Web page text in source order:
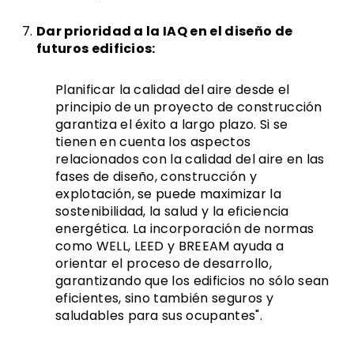
Dar prioridad a la IAQ en el diseño de
futuros edificios:
Planificar la calidad del aire desde el
principio de un proyecto de construcción
garantiza el éxito a largo plazo. Si se
tienen en cuenta los aspectos
relacionados con la calidad del aire en las
fases de diseño, construcción y
explotación, se puede maximizar la
sostenibilidad, la salud y la eficiencia
energética. La incorporación de normas
como WELL, LEED y BREEAM ayuda a
orientar el proceso de desarrollo,
garantizando que los edificios no sólo sean
eficientes, sino también seguros y
saludables para sus ocupantes".